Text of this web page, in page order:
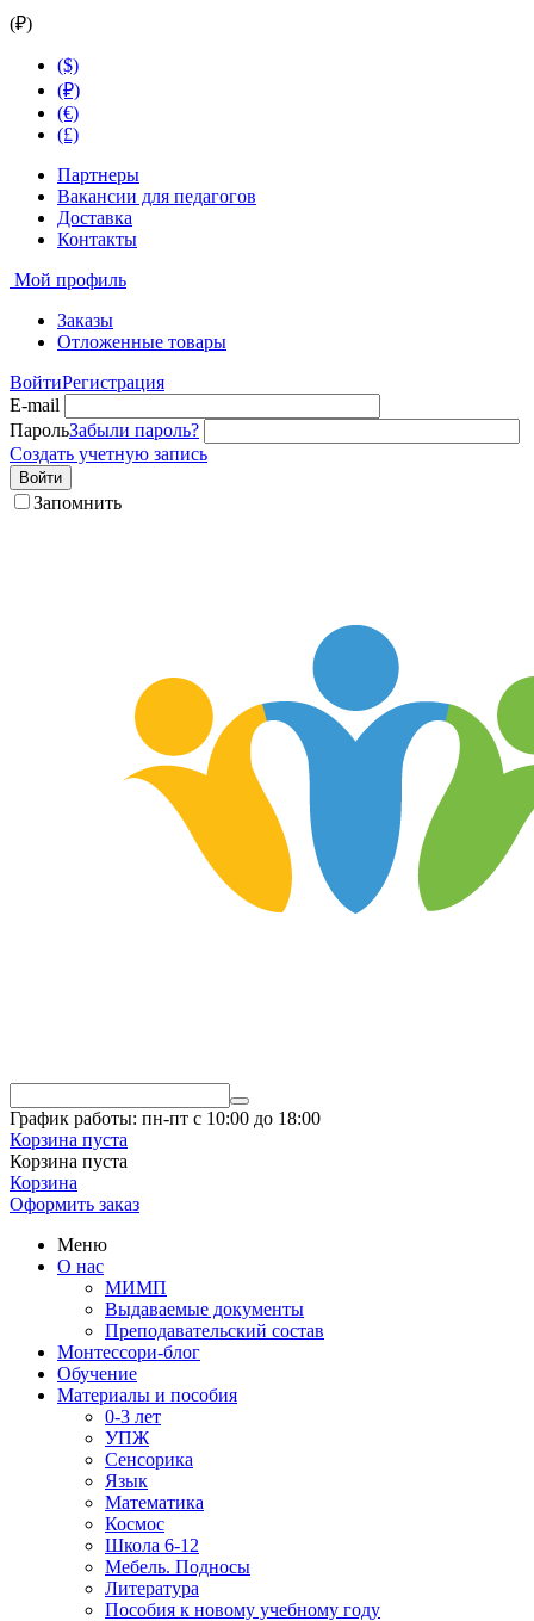
(₽)
($)
(₽)
(€)
(£)
Партнеры
Вакансии для педагогов
Доставка
Контакты
Мой профиль
Заказы
Отложенные товары
ВойтиРегистрация
E-mail
ПарольЗабыли пароль?
Создать учетную запись
Войти
Запомнить
График работы: пн-пт с 10:00 до 18:00
Корзина пуста
Корзина пуста
Корзина
Оформить заказ
Меню
О нас
МИМП
Выдаваемые документы
Преподавательский состав
Монтессори-блог
Обучение
Материалы и пособия
0-3 лет
УПЖ
Сенсорика
Язык
Математика
Космос
Школа 6-12
Мебель. Подносы
Литература
Пособия к новому учебному году